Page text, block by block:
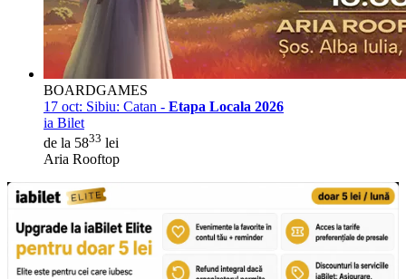
BOARDGAMES
17 oct: Sibiu: Catan - Etapa Locala 2026
ia Bilet
de la 5833 lei
Aria Rooftop